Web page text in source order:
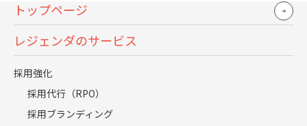
トップページ
レジェンダのサービス
採用強化
採用代行（RPO）
採用ブランディング
次いで、「生活関連サービス業・娯楽業」「教育、学習支
援業」「医療・福祉」も高い離職率であり、この傾向は、
過酷な労働条件や職場環境が影響していると見られます。
一方、「鉱業・採石業・砂利採取業」や「電気・ガス・熱
供給・水道業」などは、早期離職率が低い業種に分類され
ます。